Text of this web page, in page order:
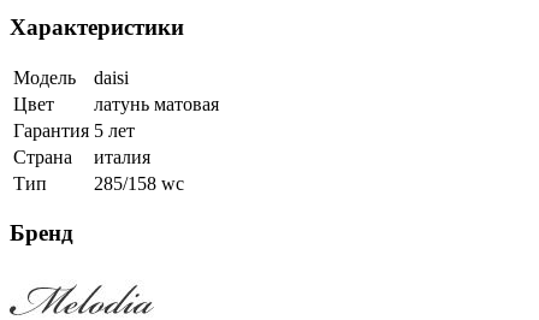
Характеристики
Модель
daisi
Цвет
латунь матовая
Гарантия 5 лет
Страна
италия
Тип
285/158 wc
Бренд